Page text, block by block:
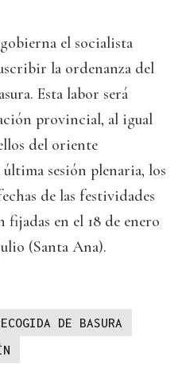
el socialista
la ordenanza del
Esta labor será
provincial, al igual
del oriente
sesión plenaria, los
de las festividades
fijadas en el 18 de enero
(Santa Ana).
DE BASURA